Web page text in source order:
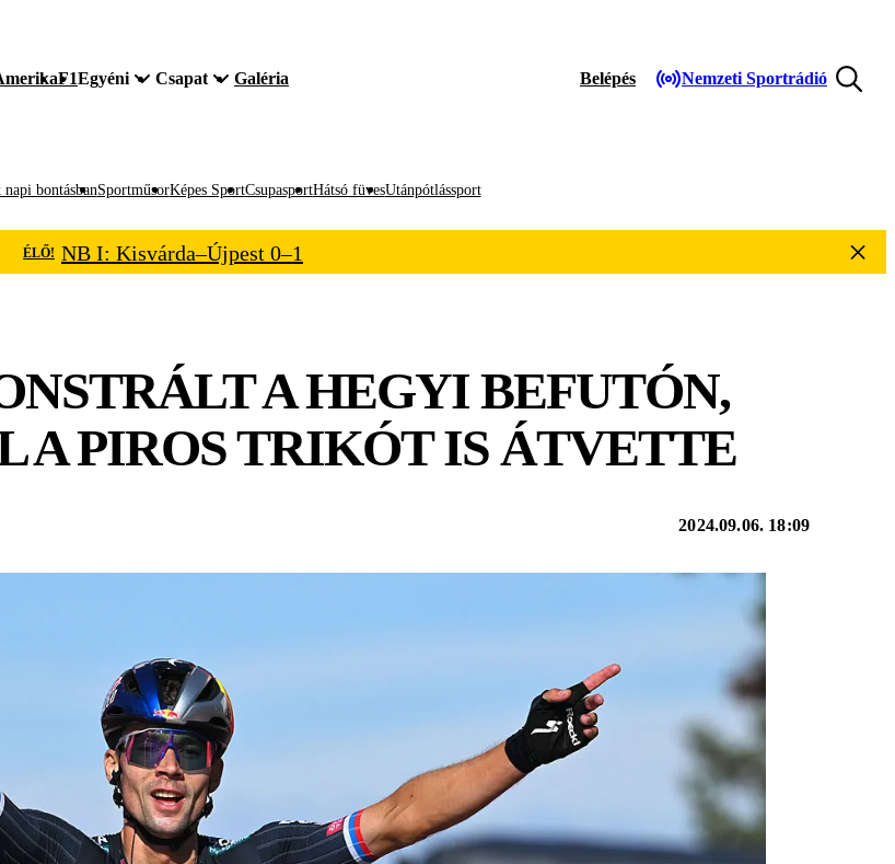
F1Egyéni Csapat Galéria Belépés Nemzeti Sportrádió
bontásbanSportműsorKépes SportCsupasportHátsó füvesUtánpótlássport
ÉLŐ! NB I: Kisvárda–Újpest 0–1
A HEGYI BEFUTÓN,
A PIROS TRIKÓT IS ÁTVETTE
2024.09.06. 18:09